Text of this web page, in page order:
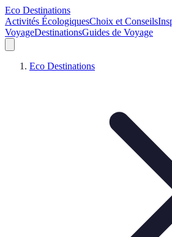
Eco Destinations
Activités ÉcologiquesChoix et Conseils
VoyageDestinationsGuides de Voyage
Eco Destinations